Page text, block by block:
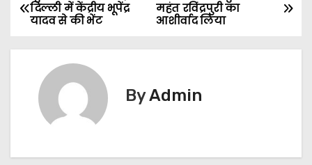
महंत रविंद्रपुरी का
आशीर्वाद लिया
दिल्ली में केंद्रीय भूपेंद्र
यादव से की भेंट
ByAdmin